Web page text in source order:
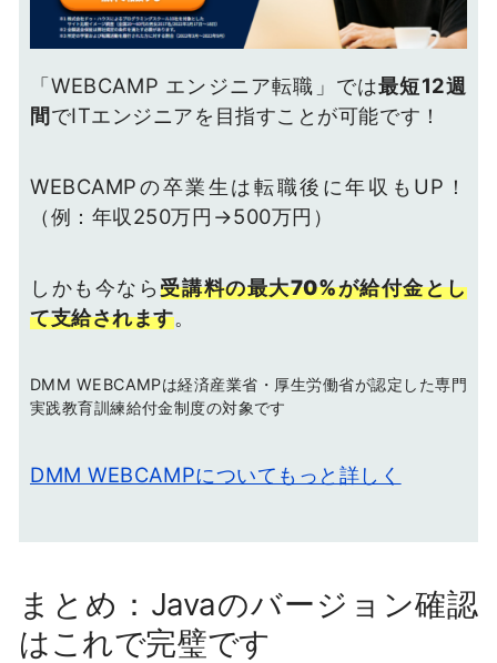
「WEBCAMP エンジニア転職」では最短12週
間でITエンジニアを目指すことが可能です！
WEBCAMPの卒業生は転職後に年収もUP！
（例：年収250万円→500万円）
しかも今なら 受講料の最大70%が給付金とし
て支給されます。
DMM WEBCAMPは経済産業省・厚生労働省が認定した専門
実践教育訓練給付金制度の対象です
DMM WEBCAMPについてもっと詳しく
まとめ：Javaのバージョン確認
はこれで完璧です